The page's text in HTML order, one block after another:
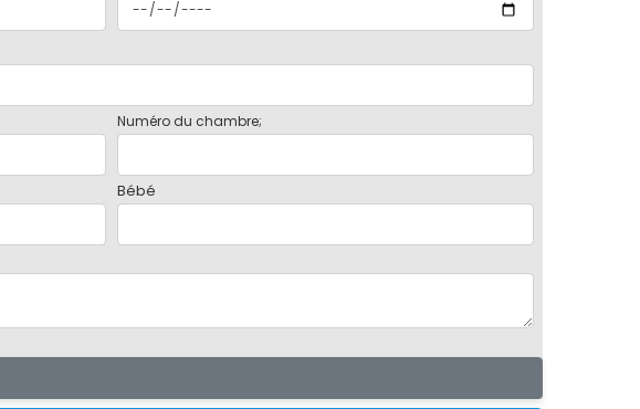
Numéro du chambre;
Bébé